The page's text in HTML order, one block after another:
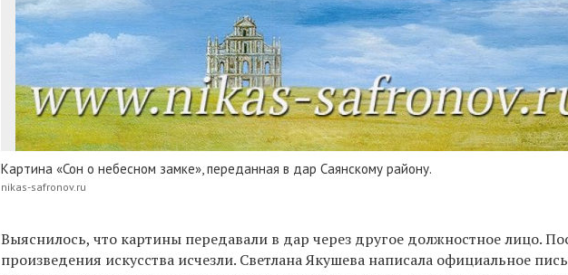
Картина «Сон о небесном замке», переданная в дар Саянскому району.
nikas-safronov.ru
Выяснилось, что картины передавали в дар через другое должностное лицо.
произведения искусства исчезли. Светлана Якушева написала официальное